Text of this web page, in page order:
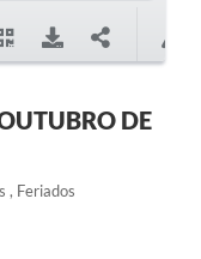
-
DE
, Feriados